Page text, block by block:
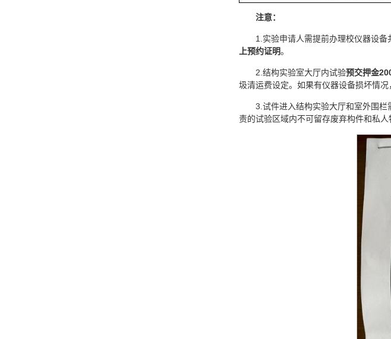
注意：
1.实验申请人需提前办理校仪器设
上预约证明。
2.结构实验室大厅内试验预交押金
圾清运费设定。如果有仪器设备损坏情
3.试件进入结构实验大厅和室外围
责的试验区域内不可留存废弃构件和私